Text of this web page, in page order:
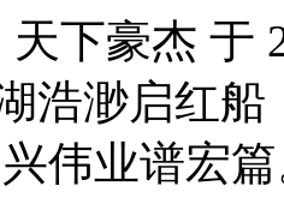
下豪杰 于
浩渺启红
伟业谱宏